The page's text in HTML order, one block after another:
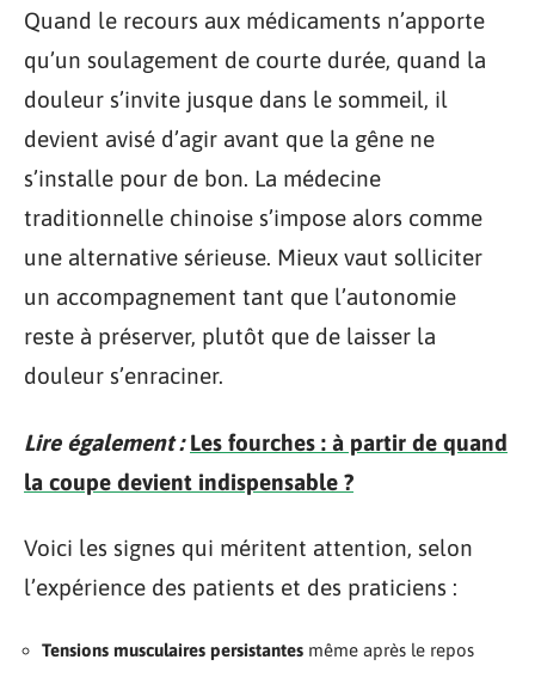
Quand le recours aux médicaments n’apporte
qu’un soulagement de courte durée, quand la
douleur s’invite jusque dans le sommeil, il
devient avisé d’agir avant que la gêne ne
s’installe pour de bon. La médecine
traditionnelle chinoise s’impose alors comme
une alternative sérieuse. Mieux vaut solliciter
un accompagnement tant que l’autonomie
reste à préserver, plutôt que de laisser la
douleur s’enraciner.
Lire également : Les fourches : à partir de quand
la coupe devient indispensable ?
Voici les signes qui méritent attention, selon
l’expérience des patients et des praticiens :
Tensions musculaires persistantes même après le repos